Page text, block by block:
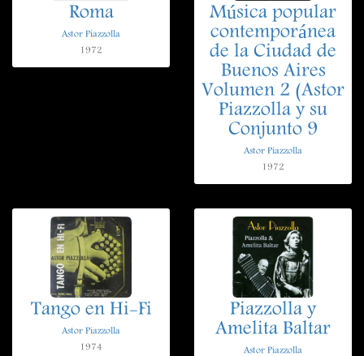
Roma
Astor Piazzolla
1972
Música popular
contemporánea
de la Ciudad de
Buenos Aires
Volumen 2 (Astor
Piazzolla y su
Conjunto 9
Astor Piazzolla
1972
Tango en Hi-Fi
Astor Piazzolla
1974
Piazzolla y
Amelita Baltar
Astor Piazzolla